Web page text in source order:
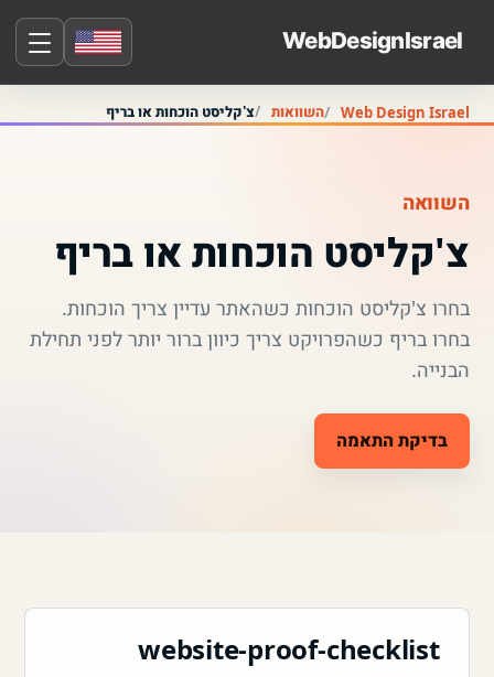
Web Design Israel השוואות צ'קליסט הוכחות או בריף
השוואה
צ'קליסט הוכחות או בריף
בחרו צ'קליסט הוכחות כשהאתר עדיין צריך הוכחות.
בחרו בריף כשהפרויקט צריך כיוון ברור יותר לפני תחילת
הבנייה.
בדיקת התאמה
website-proof-checklist